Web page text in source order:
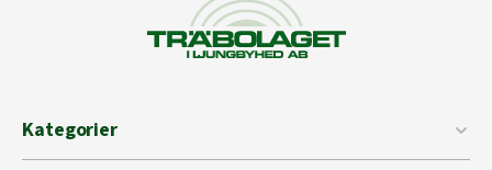
Kategorier